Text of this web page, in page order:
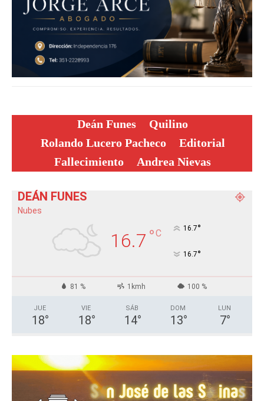
Deán Funes
Quilino
Rolando Lucero Pacheco
Editorial
Fallecimiento
Andrea Nievas
DEÁN FUNES
Nubes
16.7 °C 16.7°
16.7°
81 % 1kmh 100 %
JUE
18°
VIE
18°
SÁB
14°
DOM
13°
LUN
7°